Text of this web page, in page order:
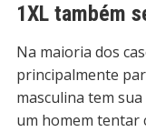
1XL também
Na maioria dos
principalmente
masculina tem
um homem tentar